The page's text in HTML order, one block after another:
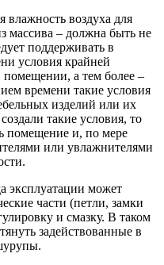
влажность воздуха для
массива – должна быть не
поддерживать в
условия крайней
помещении, а тем более –
времени такие условия
изделий или их
такие условия, то
помещение и, по мере
или увлажнителями
эксплуатации может
части (петли, замки
и смазку. В таком
задействованные в